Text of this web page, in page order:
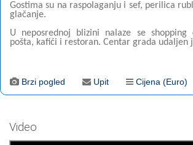
Gostima su na raspolaganju i sef, perilica
glačanje.
U neposrednoj blizini nalaze se shopping
pošta, kafići i restoran. Centar grada udaljen
Brzi pogled Upit Cijena (Euro)
Video